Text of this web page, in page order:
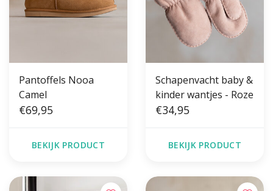
Pantoffels Nooa
Camel
€69,95
BEKIJK PRODUCT
Schapenvacht baby &
kinder wantjes - Roze
€34,95
BEKIJK PRODUCT